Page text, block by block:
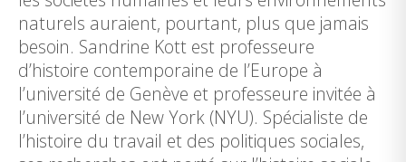
naturels auraient, pourtant, plus que jamais
besoin. Sandrine Kott est professeure
d’histoire contemporaine de l’Europe à
l’université de Genève et professeure invitée à
l’université de New York (NYU). Spécialiste de
l’histoire du travail et des politiques sociales,